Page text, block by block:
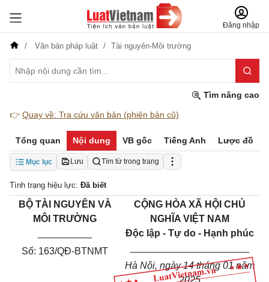
Đăng nhập
Văn bản pháp luật Tài nguyên-Môi trường
Tìm nâng cao
👉 Quay về: Tra cứu văn bản (phiên bản cũ)
Tổng quan Nội dung VB gốc Tiếng Anh Lược đồ
Mục lục Lưu Tìm từ trong trang
Tình trạng hiệu lực: Đã biết
BỘ TÀI NGUYÊN VÀ
MÔI TRƯỜNG
Số: 163/QĐ-BTNMT
CỘNG HÒA XÃ HỘI CHỦ
NGHĨA VIỆT NAM
Độc lập - Tự do - Hạnh phúc
Hà Nội, ngày 14 tháng 01 năm